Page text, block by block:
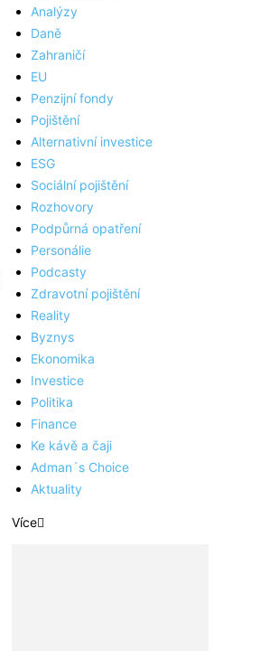
Analýzy
Daně
Zahraničí
EU
Penzijní fondy
Pojištění
Alternativní investice
ESG
Sociální pojištění
Rozhovory
Podpůrná opatření
Personálie
Podcasty
Zdravotní pojištění
Reality
Byznys
Ekonomika
Investice
Politika
Finance
Ke kávě a čaji
Adman´s Choice
Aktuality
Více